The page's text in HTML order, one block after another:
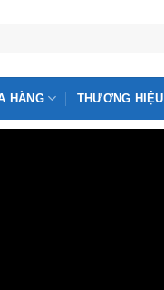
HÀNG THƯƠNG HIỆU